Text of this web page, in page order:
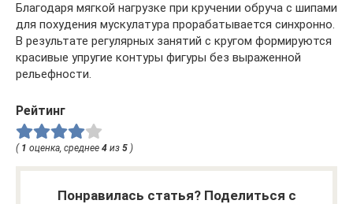
Благодаря мягкой нагрузке при кручении обруча с шипами
для похудения мускулатура прорабатывается синхронно.
В результате регулярных занятий с кругом формируются
красивые упругие контуры фигуры без выраженной
рельефности.
Рейтинг
( 1 оценка, среднее 4 из 5 )
Понравилась статья? Поделиться с